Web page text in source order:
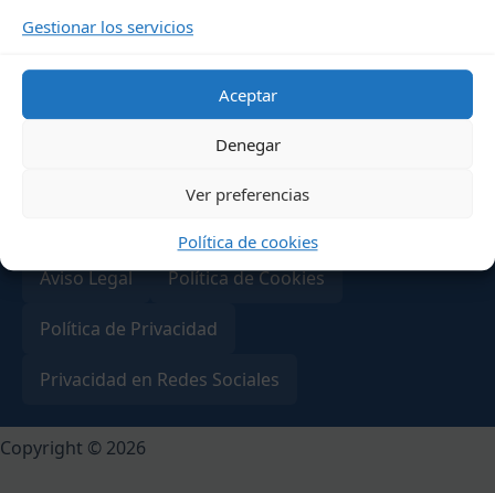
Gestionar los servicios
Aceptar
Denegar
Ver preferencias
Política de cookies
Aviso Legal Política de Cookies
Política de Privacidad
Privacidad en Redes Sociales
Copyright © 2026